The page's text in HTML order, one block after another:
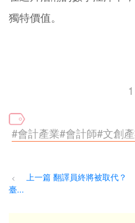
獨特價值。
1
#會計產業#會計師#文創
<
上一篇 翻譯員終將被取代？
臺...